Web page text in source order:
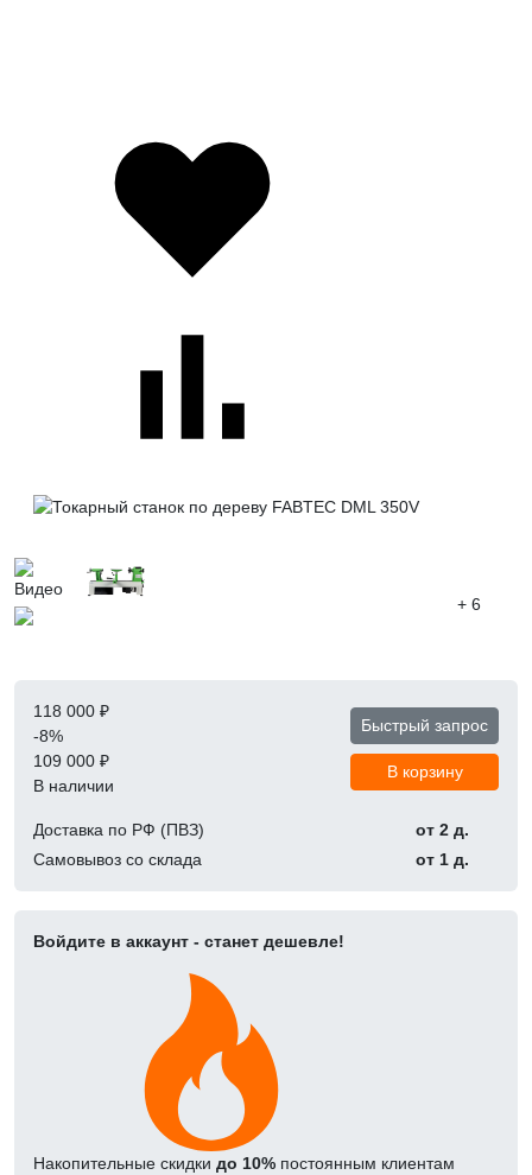
+ 6
118 000 ₽
-8%
109 000 ₽
В наличии
Быстрый запрос
В корзину
Доставка по РФ (ПВЗ)
от 2 д.
Самовывоз со склада
от 1 д.
Войдите в аккаунт - станет дешевле!
Накопительные скидки до 10% постоянным клиентам